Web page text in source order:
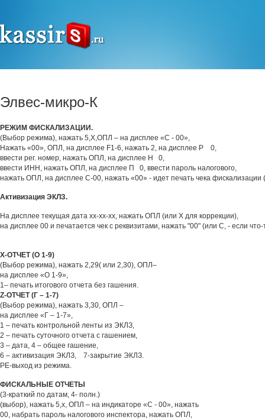
Элвес-микро-К
РЕЖИМ ФИСКАЛИЗАЦИИ.
(Выбор режима), нажать 5,Х,ОПЛ – на дисплее «С - 00»,
Нажать «00», ОПЛ, на дисплее F1-6, нажать 2, на дисплее Р 0,
ввести рег. номер, нажать ОПЛ, на дисплее Н 0,
ввести ИНН, нажать ОПЛ, на дисплее П 0, ввести пароль налогового,
нажать ОПЛ, на дисплее С-00, нажать «00» - идет печать чека фискализации
Активизация ЭКЛЗ.
На дисплее текущая дата хх-хх-хх, нажать ОПЛ (или Х для коррекции),
на дисплее 00 и печатается чек с реквизитами, нажать "00" (или С, - если
Х-ОТЧЕТ (О 1-9)
(Выбор режима), нажать 2,29( или 2,30), ОПЛ–
на дисплее «О 1-9»,
1– печать итогового отчета без гашения.
Z-ОТЧЕТ (Г – 1-7)
(Выбор режима), нажать 3,30, ОПЛ –
на дисплее «Г – 1-7»,
1 – печать контрольной ленты из ЭКЛЗ,
2 – печать суточного отчета с гашением,
3 – дата, 4 – общее гашение,
6 – активизация ЭКЛЗ, 7-закрытие ЭКЛЗ.
РЕ-выход из режима.
ФИСКАЛЬНЫЕ ОТЧЕТЫ
(3-краткий по датам, 4- полн.)
(выбор), нажать 5,х, ОПЛ – на индикаторе «С - 00», нажать
00, набрать пароль налогового инспектора, нажать ОПЛ,